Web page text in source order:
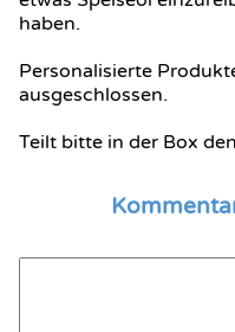
haben.
Personalisierte
ausgeschlossen.
Teilt bitte in der Box